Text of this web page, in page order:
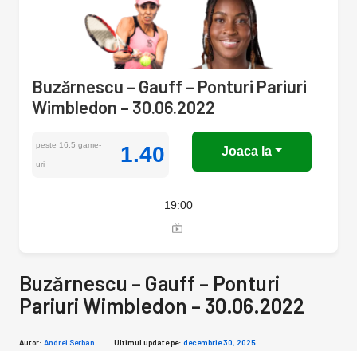
Buzărnescu – Gauff – Ponturi Pariuri
Wimbledon – 30.06.2022
peste 16,5 game-
uri 1.40 Joaca la
19:00
Buzărnescu – Gauff – Ponturi
Pariuri Wimbledon – 30.06.2022
Autor: Andrei Serban Ultimul update pe: decembrie 30, 2025